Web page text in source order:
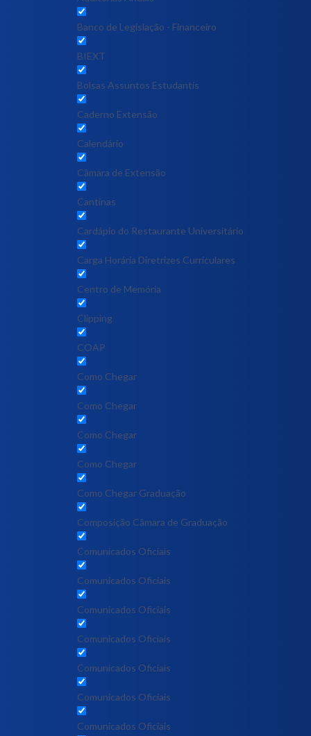
Banco de Legislação - Financeiro
BIEXT
Bolsas Assuntos Estudantis
Caderno Extensão
Calendário
Câmara de Extensão
Cantinas
Cardápio do Restaurante Universitário
Carga Horária Diretrizes Curriculares
Centro de Memória
Clipping
COAP
Como Chegar
Como Chegar
Como Chegar
Como Chegar
Como Chegar Graduação
Composição Câmara de Graduação
Comunicados Oficiais
Comunicados Oficiais
Comunicados Oficiais
Comunicados Oficiais
Comunicados Oficiais
Comunicados Oficiais
Comunicados Oficiais